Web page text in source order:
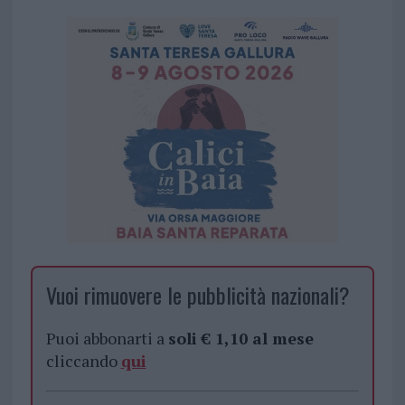
Vuoi rimuovere le pubblicità nazionali?
Puoi abbonarti a soli € 1,10 al mese
cliccando qui